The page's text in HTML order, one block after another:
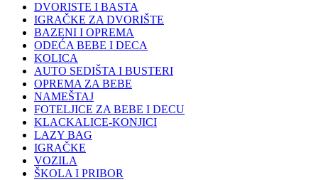
DVORISTE I BASTA
IGRAČKE ZA DVORIŠTE
BAZENI I OPREMA
ODEĆA BEBE I DECA
KOLICA
AUTO SEDIŠTA I BUSTERI
OPREMA ZA BEBE
NAMEŠTAJ
FOTELJICE ZA BEBE I DECU
KLACKALICE-KONJICI
LAZY BAG
IGRAČKE
VOZILA
ŠKOLA I PRIBOR